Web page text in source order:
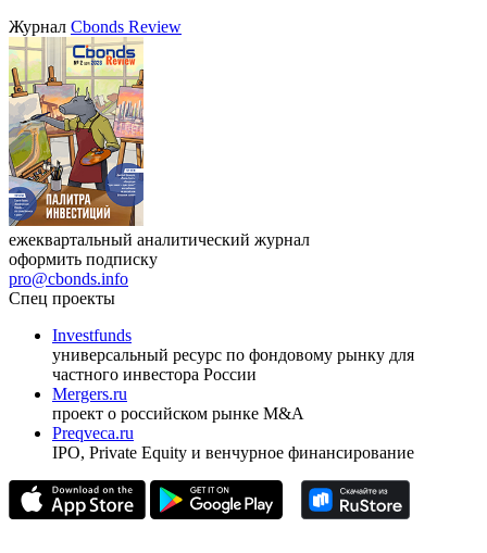
Журнал Cbonds Review
ежеквартальный аналитический журнал
оформить подписку
pro@cbonds.info
Спец проекты
Investfunds
универсальный ресурс по фондовому рынку для
частного инвестора России
Mergers.ru
проект о российском рынке M&A
Preqveca.ru
IPO, Private Equity и венчурное финансирование